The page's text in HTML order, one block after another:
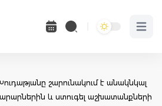
Open
շարունակում է անակնկալ
և ստուգել աշխատանքների